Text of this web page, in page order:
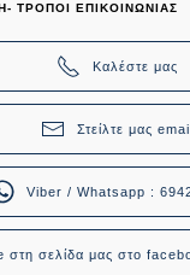
ΤΡΟΠΟΙ ΕΠΙΚΟΙΝΩΝΙΑΣ
Καλέστε μας
Στείλτε μας
Viber / Whatsapp :
στη σελίδα μας στο